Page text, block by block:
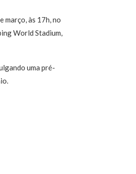
março, às 17h, no
World Stadium,
uma pré-